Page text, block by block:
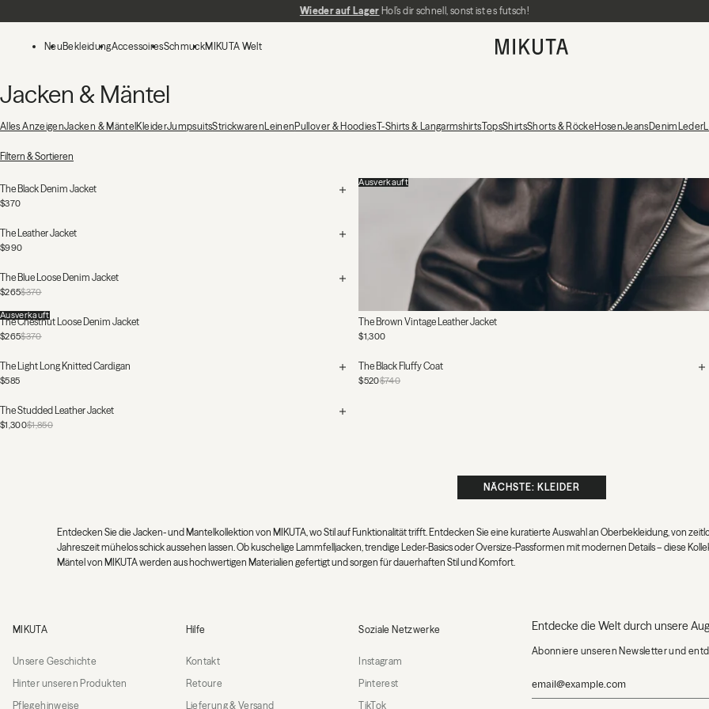
Wieder auf Lager Hol’s dir schnell, sonst ist es futsch!
Schneller weltweiter Versand
NeuBekleidungAccessoiresSchmuckMIKUTA Welt
Jacken & Mäntel
Alles AnzeigenJacken & Mäntel KleiderJumpsuitsStrickwarenLeinenPullover & HoodiesT-Shirts & LangarmshirtsTopsShirtsShorts & RöckeHosenJeansDenim Leder
9 Produkte
Filtern & Sortieren
The Black Denim Jacket
$370
The Leather Jacket
$990
The Blue Loose Denim Jacket
$370
$265
The Chestnut Loose Denim Jacket
$370
$265
Ausverkauft
The Brown Vintage Leather Jacket
$1,300
Ausverkauft
The Black Fluffy Coat
$740
$520
The Light Long Knitted Cardigan
$585
The Studded Leather Jacket
$1,850
$1,300
NÄCHSTE: KLEIDER
Entdecken Sie die Jacken- und Mantelkollektion von MIKUTA, wo Stil auf Funktionalität trifft. Entdecken Sie eine kuratierte Auswahl an Oberbekleidung, von
Jahreszeit mühelos schick aussehen lassen. Ob kuschelige Lammfelljacken, trendige Leder-Basics oder Oversize-Passformen mit modernen Details – diese
Mäntel von MIKUTA werden aus hochwertigen Materialien gefertigt und sorgen für dauerhaften Stil und Komfort.
MIKUTA Entdecke die Welt durch unsere
Abonniere unseren Newsletter und
MIKUTA
Unsere Geschichte
Hinter unseren Produkten
Pflegehinweise
Hilfe
Kontakt
Retoure
Lieferung & Versand
Soziale Netzwerke
Instagram
Pinterest
TikTok